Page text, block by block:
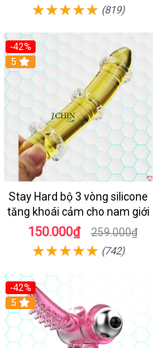
(819)
-42%
5
Stay Hard bộ 3 vòng silicone
tăng khoái cảm cho nam giới
150.000₫ 259.000₫
(742)
-42%
5